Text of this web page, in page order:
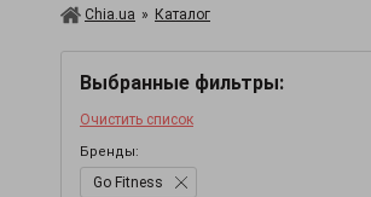
Chia.ua » Каталог
Выбранные фильтры:
Очистить список
Бренды:
Go Fitness